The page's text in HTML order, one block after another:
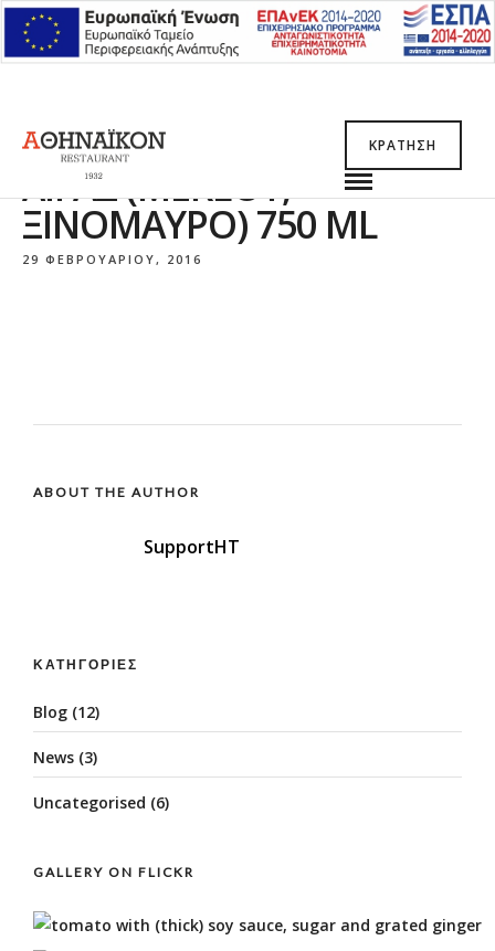
ΚΡΆΤΗΣΗ
ΛΊΓΑΣ (MERLOT,
ΞΙΝΌΜΑΥΡΟ) 750 ML
29 ΦΕΒΡΟΥΑΡΊΟΥ, 2016
ABOUT THE AUTHOR
SupportHT
ΚΑΤΗΓΟΡΊΕΣ
Blog (12)
News (3)
Uncategorised (6)
GALLERY ON FLICKR